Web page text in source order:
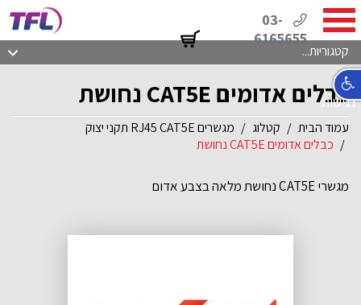
03-
6165655
קטגוריות...
כבלים אדומים CAT5E נחושת
עמוד הבית קטלוג
מגשרים RJ45 CAT5E תקני יצוק
כבלים אדומים CAT5E נחושת
מגשרי CAT5E נחושת מלאה בצבע אדום
נגישות